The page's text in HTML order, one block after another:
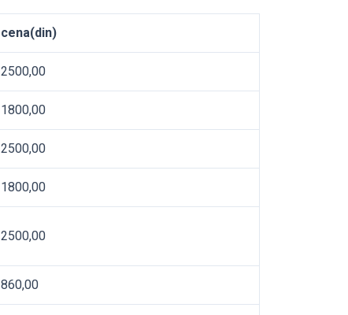
cena(din)
2500,00
1800,00
2500,00
1800,00
2500,00
860,00